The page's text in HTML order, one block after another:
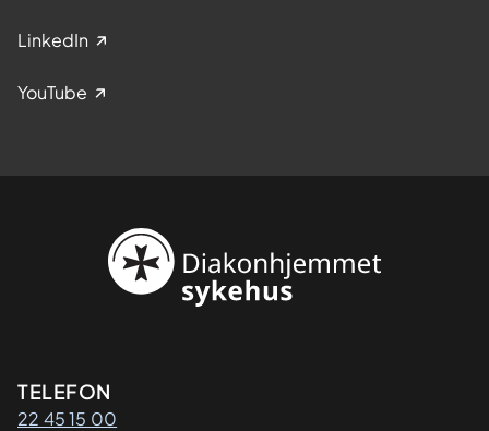
LinkedIn
YouTube
Kontaktinformasjon
TELEFON
22 45 15 00